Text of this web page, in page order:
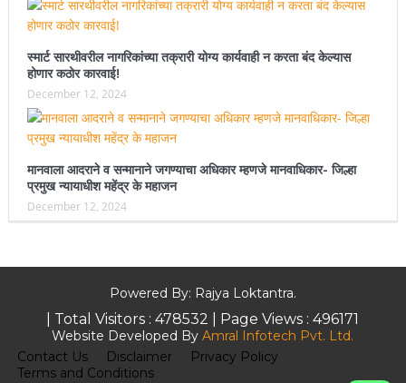
स्मार्ट सारथीवरील नागरिकांच्या तक्रारी योग्य कार्यवाही न करता बंद केल्यास
होणार कठोर कारवाई!
December 12, 2024
मानवाला आदराने व सन्मानाने जगण्याचा अधिकार म्हणजे मानवाधिकार- जिल्हा
प्रमुख न्यायाधीश महेंद्र के महाजन
December 12, 2024
Powered By: Rajya Loktantra.
| Total Visitors :478532 | Page Views :496171
Website Developed By Amral Infotech Pvt. Ltd.
Contact Us
Disclaimer
Privacy Policy
Terms and Conditions